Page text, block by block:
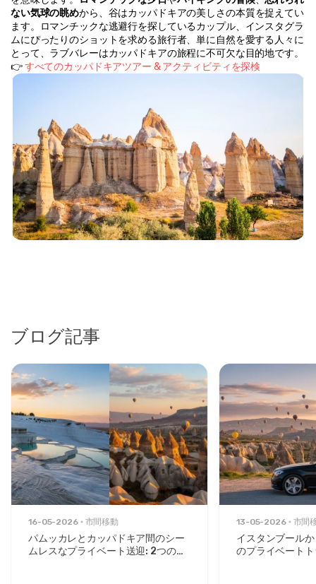
ない気球の眺めから、谷はカッパドキアの美しさの本質を捉えてい
ます。ロマンチックな逃避行を探しているカップル、インスタグラ
ムにぴったりのショットを求める旅行者、単に自然を愛する人々に
とって、ラブバレーはカッパドキアの旅程に不可欠な目的地です。
👉 すべてのカッパドキアツアー & アクティビティを探検
ブログ記事
16-05-2026 市間移動
パムッカレとカッパドキア間のシー
ムレスなプライベート送迎: 2つのア
13-05-2026 市間
イスタンブール
のプライベート